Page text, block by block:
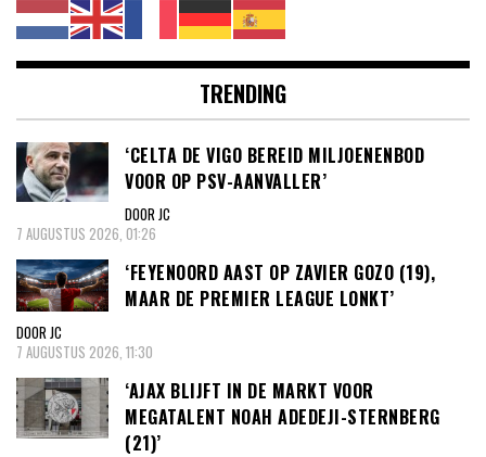
TRENDING
‘CELTA DE VIGO BEREID MILJOENENBOD
VOOR OP PSV-AANVALLER’
DOOR JC
7 AUGUSTUS 2026, 01:26
‘FEYENOORD AAST OP ZAVIER GOZO (19),
MAAR DE PREMIER LEAGUE LONKT’
DOOR JC
7 AUGUSTUS 2026, 11:30
‘AJAX BLIJFT IN DE MARKT VOOR
MEGATALENT NOAH ADEDEJI-STERNBERG
(21)’